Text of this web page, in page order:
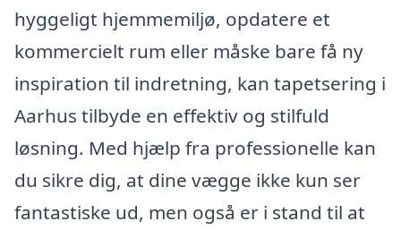
hyggeligt hjemmemiljø, opdatere et
kommercielt rum eller måske bare få ny
inspiration til indretning, kan tapetsering i
Aarhus tilbyde en effektiv og stilfuld
løsning. Med hjælp fra professionelle kan
du sikre dig, at dine vægge ikke kun ser
fantastiske ud, men også er i stand til at